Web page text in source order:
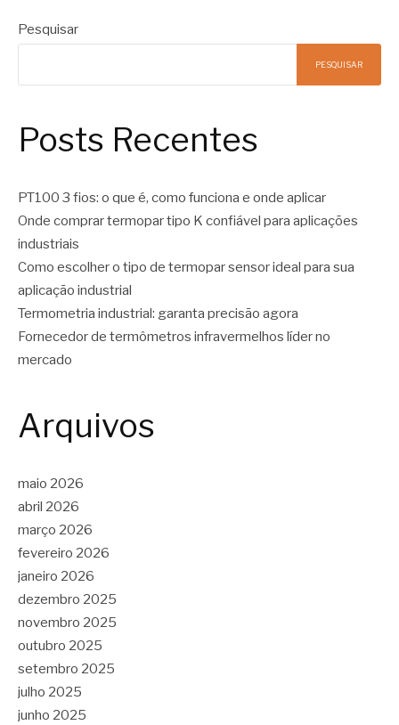
Pesquisar
PESQUISAR
Posts Recentes
PT100 3 fios: o que é, como funciona e onde aplicar
Onde comprar termopar tipo K confiável para aplicações
industriais
Como escolher o tipo de termopar sensor ideal para sua
aplicação industrial
Termometria industrial: garanta precisão agora
Fornecedor de termômetros infravermelhos líder no
mercado
Arquivos
maio 2026
abril 2026
março 2026
fevereiro 2026
janeiro 2026
dezembro 2025
novembro 2025
outubro 2025
setembro 2025
julho 2025
junho 2025